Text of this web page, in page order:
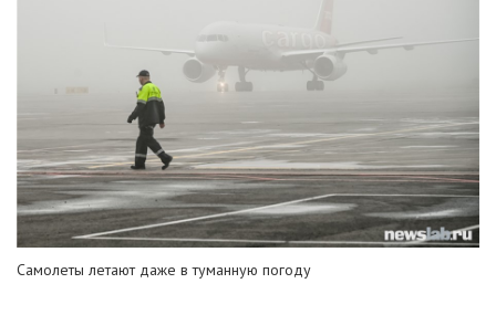
Самолеты летают даже в туманную погоду